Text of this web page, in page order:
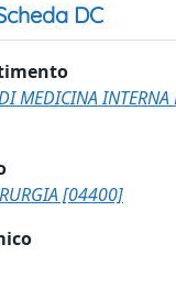
DC
MEDICINA INTERNA
[04400]